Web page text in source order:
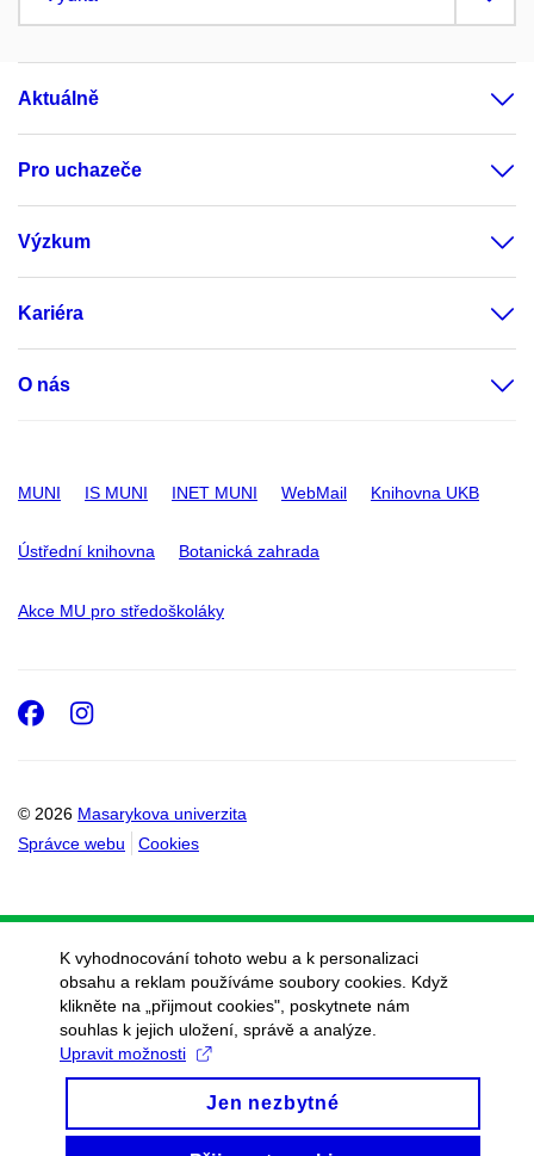
Aktuálně
Pro uchazeče
Výzkum
Kariéra
O nás
MUNI IS MUNI INET MUNI WebMail Knihovna UKB
Ústřední knihovna Botanická zahrada
Akce MU pro středoškoláky
© 2026 Masarykova univerzita
Správce webu
Cookies
Facebook
Instagram
K vyhodnocování tohoto webu a k personalizaci
obsahu a reklam používáme soubory cookies. Když
klikněte na „přijmout cookies", poskytnete nám
souhlas k jejich uložení, správě a analýze.
Upravit možnosti
Jen nezbytné